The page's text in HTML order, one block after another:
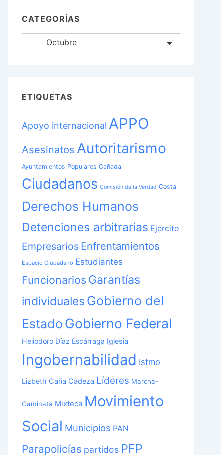
CATEGORÍAS
Categorías
ETIQUETAS
Apoyo internacional APPO
Asesinatos Autoritarismo
Ayuntamientos Populares Cañada
Ciudadanos Comisión de la Verdad Costa
Derechos Humanos
Detenciones arbitrarias Ejército
Empresarios Enfrentamientos
Espacio Ciudadano Estudiantes
Funcionarios Garantías
individuales Gobierno del
Estado Gobierno Federal
Heliodoro Díaz Escárraga Iglesia
Ingobernabilidad Istmo
Lizbeth Caña Cadeza Líderes Marcha-
Caminata Mixteca Movimiento
Social Municipios PAN
Parapolicías partidos PFP